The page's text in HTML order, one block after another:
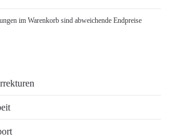
im Warenkorb sind abweichende Endpreise